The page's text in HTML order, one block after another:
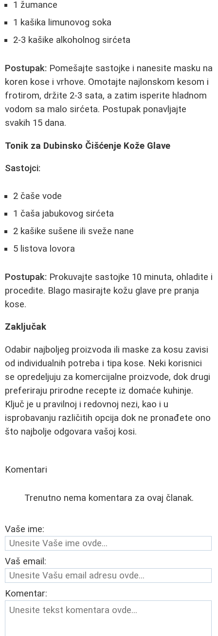
1 žumance
1 kašika limunovog soka
2-3 kašike alkoholnog sirćeta
Postupak: Pomešajte sastojke i nanesite masku na
koren kose i vrhove. Omotajte najlonskom kesom i
frotirom, držite 2-3 sata, a zatim isperite hladnom
vodom sa malo sirćeta. Postupak ponavljajte
svakih 15 dana.
Tonik za Dubinsko Čišćenje Kože Glave
Sastojci:
2 čaše vode
1 čaša jabukovog sirćeta
2 kašike sušene ili sveže nane
5 listova lovora
Postupak: Prokuvajte sastojke 10 minuta, ohladite i
procedite. Blago masirajte kožu glave pre pranja
kose.
Zaključak
Odabir najboljeg proizvoda ili maske za kosu zavisi
od individualnih potreba i tipa kose. Neki korisnici
se opredeljuju za komercijalne proizvode, dok drugi
preferiraju prirodne recepte iz domaće kuhinje.
Ključ je u pravilnoj i redovnoj nezi, kao i u
isprobavanju različitih opcija dok ne pronađete ono
što najbolje odgovara vašoj kosi.
Komentari
Trenutno nema komentara za ovaj članak.
Vaše ime:
Vaš email:
Komentar: